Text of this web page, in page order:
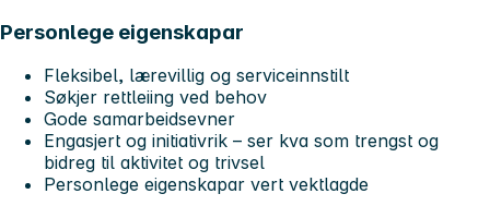
Personlege eigenskapar
Fleksibel, lærevillig og serviceinnstilt
Søkjer rettleiing ved behov
Gode samarbeidsevner
Engasjert og initiativrik – ser kva som trengst og
bidreg til aktivitet og trivsel
Personlege eigenskapar vert vektlagde